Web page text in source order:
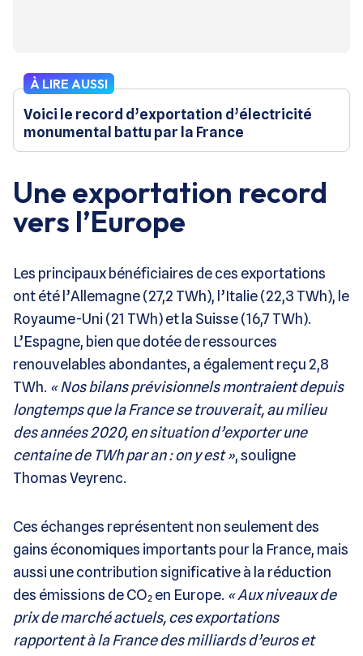
À LIRE AUSSI
Voici le record d’exportation d’électricité
monumental battu par la France
Une exportation record
vers l’Europe
Les principaux bénéficiaires de ces exportations
ont été l’Allemagne (27,2 TWh), l’Italie (22,3 TWh), le
Royaume-Uni (21 TWh) et la Suisse (16,7 TWh).
L’Espagne, bien que dotée de ressources
renouvelables abondantes, a également reçu 2,8
TWh. « Nos bilans prévisionnels montraient depuis
longtemps que la France se trouverait, au milieu
des années 2020, en situation d’exporter une
centaine de TWh par an : on y est », souligne
Thomas Veyrenc.
Ces échanges représentent non seulement des
gains économiques importants pour la France, mais
aussi une contribution significative à la réduction
des émissions de CO₂ en Europe. « Aux niveaux de
prix de marché actuels, ces exportations
rapportent à la France des milliards d’euros et